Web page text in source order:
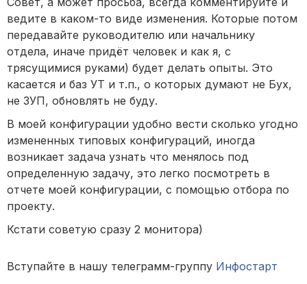
ведите в каком-то виде изменения. Которые потом
передавайте руководителю или начальнику
отдела, иначе придёт человек и как я, с
трясущимися руками) будет делать опыты. Это
касается и баз УТ и т.п., о которых думают не Бух,
не ЗУП, обновлять не буду.
В моей конфигурации удобно вести сколько угодно
измененных типовых конфигураций, иногда
возникает задача узнать что менялось под
определенную задачу, это легко посмотреть в
отчете моей конфигурации, с помощью отбора по
проекту.
Кстати советую сразу 2 монитора)
Вступайте в нашу телеграмм-группу Инфостарт